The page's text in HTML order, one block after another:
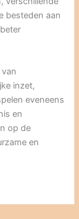
besteden aan
inzet,
eveneens
en
op de
en